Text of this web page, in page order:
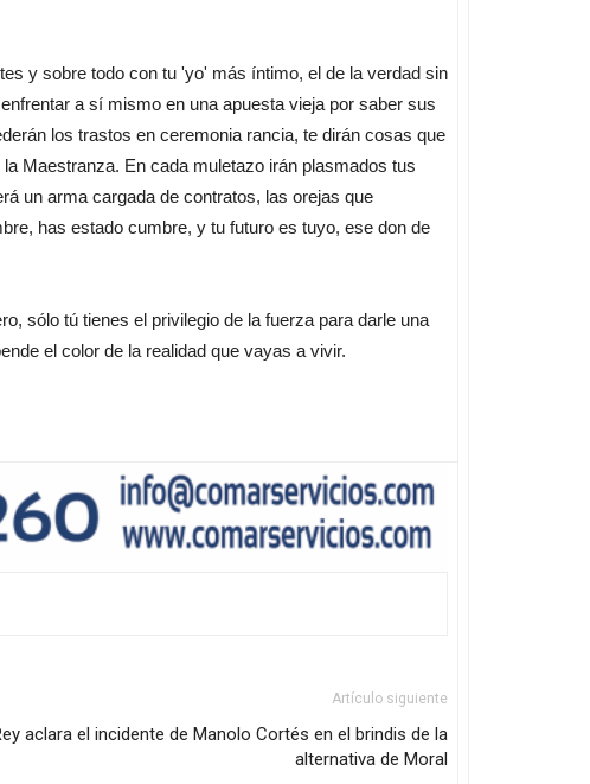
y sobre todo con tu 'yo' más íntimo, el de la verdad sin
a sí mismo en una apuesta vieja por saber sus
los trastos en ceremonia rancia, te dirán cosas que
Maestranza. En cada muletazo irán plasmados tus
un arma cargada de contratos, las orejas que
has estado cumbre, y tu futuro es tuyo, ese don de
sólo tú tienes el privilegio de la fuerza para darle una
el color de la realidad que vayas a vivir.
Artículo siguiente
aclara el incidente de Manolo Cortés en el brindis de la
alternativa de Moral